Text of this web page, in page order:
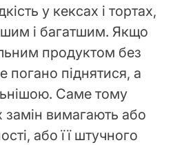
у кексах і тортах,
і багатшим. Якщо
продуктом без
погано піднятися, а
Саме тому
замін вимагають або
або її штучного